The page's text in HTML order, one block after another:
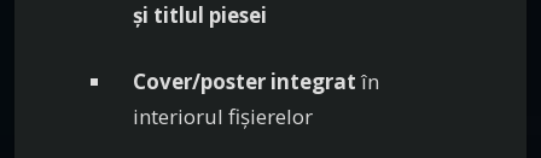
și titlul piesei
Cover/poster integrat în
interiorul fișierelor